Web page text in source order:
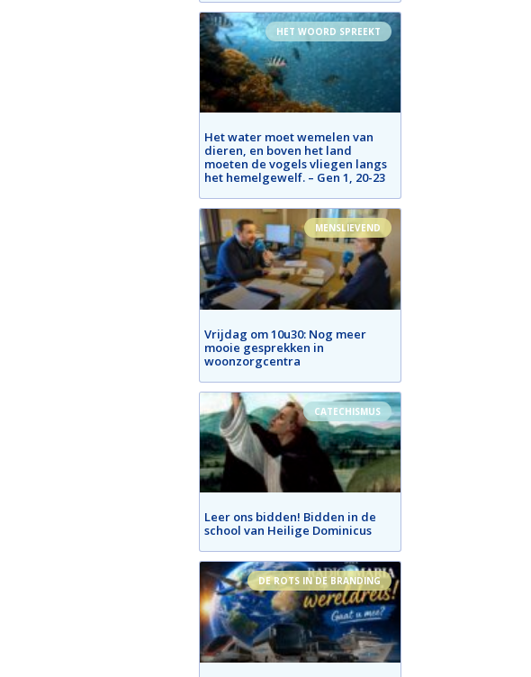
HET WOORD SPREEKT
Het water moet wemelen van
dieren, en boven het land
moeten de vogels vliegen langs
het hemelgewelf. – Gen 1, 20-23
MENSLIEVEND
Vrijdag om 10u30: Nog meer
mooie gesprekken in
woonzorgcentra
CATECHISMUS
Leer ons bidden! Bidden in de
school van Heilige Dominicus
DE ROTS IN DE BRANDING